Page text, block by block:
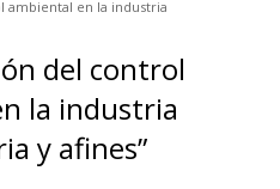
ambiental en la industria
del control
la industria
y afines”